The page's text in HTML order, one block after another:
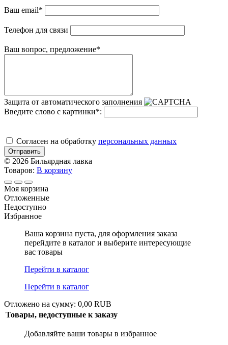
Ваш email*
Телефон для связи
Ваш вопрос, предложение*
Защита от автоматического заполнения
Введите слово с картинки*:
Cогласен на обработку персональных данных
Отправить
© 2026 Бильярдная лавка
Товаров: В корзину
Моя корзина
Отложенные
Недоступно
Избранное
Ваша корзина пуста, для оформления заказа
перейдите в каталог и выберите интересующие
вас товары
Перейти в каталог
Перейти в каталог
Отложено на сумму: 0,00 RUB
Товары, недоступные к заказу
Добавляйте ваши товары в избранное